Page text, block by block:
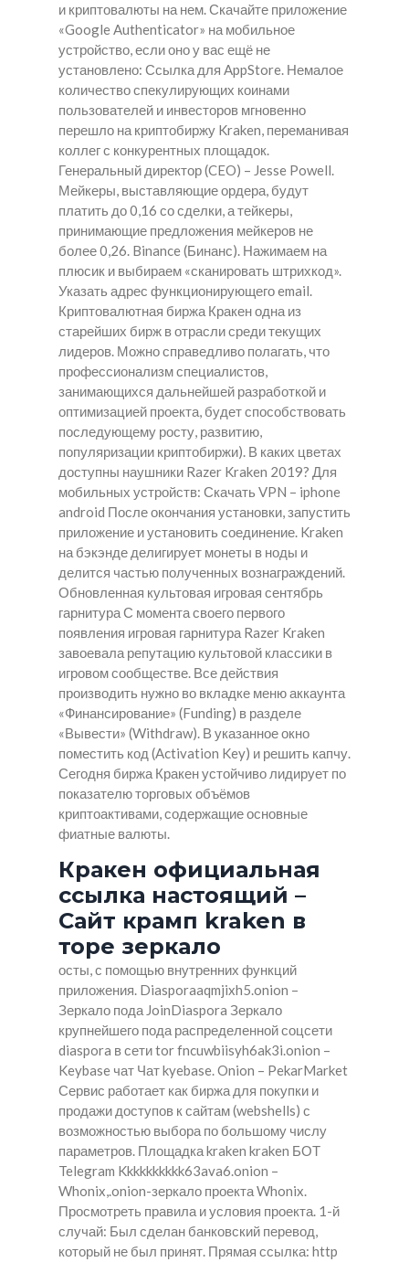
и криптовалюты на нем. Скачайте приложение
«Google Authenticator» на мобильное
устройство, если оно у вас ещё не
установлено: Ссылка для AppStore. Немалое
количество спекулирующих коинами
пользователей и инвесторов мгновенно
перешло на криптобиржу Kraken, переманивая
коллег с конкурентных площадок.
Генеральный директор (CEO) – Jesse Powell.
Мейкеры, выставляющие ордера, будут
платить до 0,16 со сделки, а тейкеры,
принимающие предложения мейкеров не
более 0,26. Binance (Бинанс). Нажимаем на
плюсик и выбираем «сканировать штрихкод».
Указать адрес функционирующего email.
Криптовалютная биржа Кракен одна из
старейших бирж в отрасли среди текущих
лидеров. Можно справедливо полагать, что
профессионализм специалистов,
занимающихся дальнейшей разработкой и
оптимизацией проекта, будет способствовать
последующему росту, развитию,
популяризации криптобиржи). В каких цветах
доступны наушники Razer Kraken 2019? Для
мобильных устройств: Скачать VPN – iphone
android После окончания установки, запустить
приложение и установить соединение. Kraken
на бэкэнде делигирует монеты в ноды и
делится частью полученных вознаграждений.
Обновленная культовая игровая сентябрь
гарнитура С момента своего первого
появления игровая гарнитура Razer Kraken
завоевала репутацию культовой классики в
игровом сообществе. Все действия
производить нужно во вкладке меню аккаунта
«Финансирование» (Funding) в разделе
«Вывести» (Withdraw). В указанное окно
поместить код (Activation Key) и решить капчу.
Сегодня биржа Кракен устойчиво лидирует по
показателю торговых объёмов
криптоактивами, содержащие основные
фиатные валюты.
Кракен официальная
ссылка настоящий –
Сайт крамп kraken в
торе зеркало
осты, с помощью внутренних функций
приложения. Diasporaaqmjixh5.onion –
Зеркало пода JoinDiaspora Зеркало
крупнейшего пода распределенной соцсети
diaspora в сети tor fncuwbiisyh6ak3i.onion –
Keybase чат Чат kyebase. Onion – PekarMarket
Сервис работает как биржа для покупки и
продажи доступов к сайтам (webshells) с
возможностью выбора по большому числу
параметров. Площадка kraken kraken БОТ
Telegram Kkkkkkkkkk63ava6.onion –
Whonix,.onion-зеркало проекта Whonix.
Просмотреть правила и условия проекта. 1-й
случай: Был сделан банковский перевод,
который не был принят. Прямая ссылка: http